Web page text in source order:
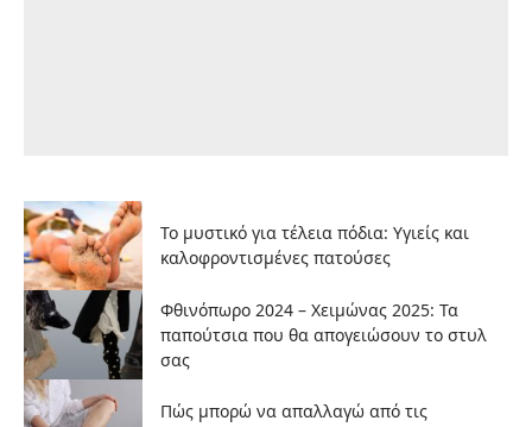
Το μυστικό για τέλεια πόδια: Υγιείς και
καλοφροντισμένες πατούσες
Φθινόπωρο 2024 – Χειμώνας 2025: Τα
παπούτσια που θα απογειώσουν το στυλ
σας
Πώς μπορώ να απαλλαγώ από τις